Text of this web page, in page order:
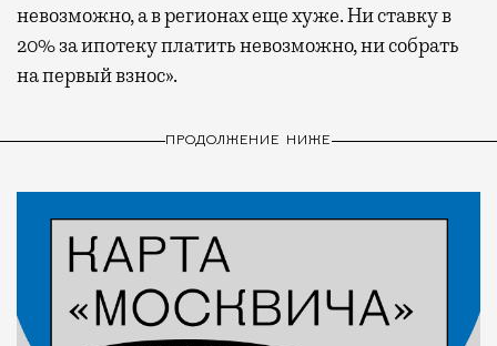
невозможно, а в регионах еще хуже. Ни ставку в
20% за ипотеку платить невозможно, ни собрать
на первый взнос».
ПРОДОЛЖЕНИЕ НИЖЕ